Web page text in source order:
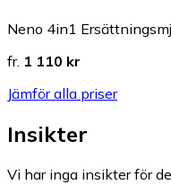
Neno 4in1
fr. 1 110 kr
Jämför alla priser
Insikter
Vi har inga insikter för